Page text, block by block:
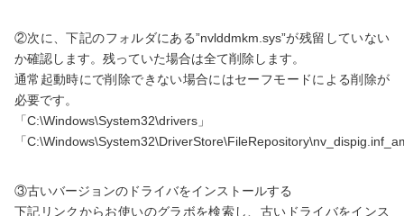
②次に、下記のフォルダにある”nvlddmkm.sys”が残留していない
か確認します。残っていた場合は全て削除します。
通常起動時にで削除できない場合にはセーフモードによる削除が
必要です。
「C:\Windows\System32\drivers」
「
③古いバージョンのドライバをインストールする
下記リンクからお使いのグラボを検索し、古いドライバをインス